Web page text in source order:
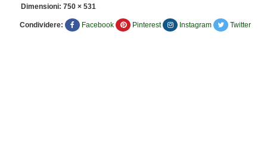
Dimensioni: 750 × 531
Condividere: Facebook Pinterest Instagram Twitter